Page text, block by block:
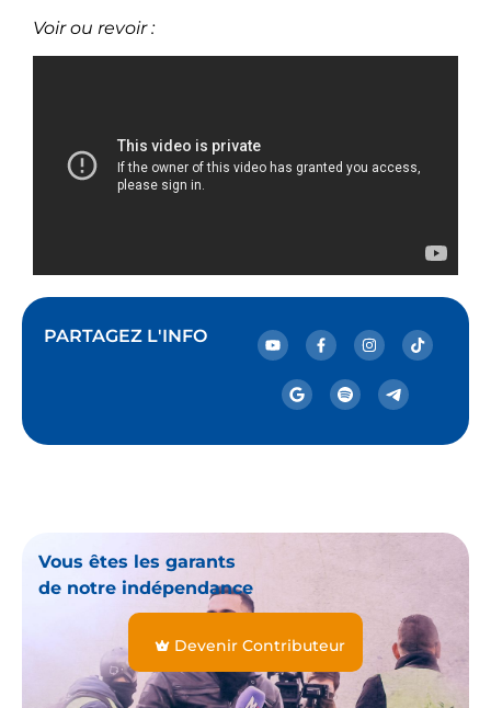
Voir ou revoir :
PARTAGEZ L'INFO
Vous êtes les garants
de notre indépendance
Devenir Contributeur